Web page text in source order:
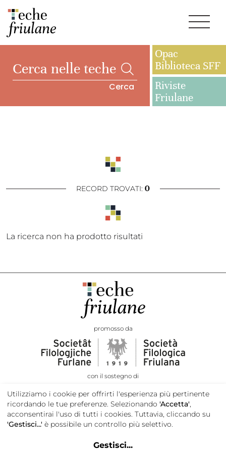
Cerca
Opac
Biblioteca SFF
Riviste
Friulane
RECORD TROVATI: 0
La ricerca non ha prodotto risultati
promosso da
con il sostegno di
Utilizziamo i cookie per offrirti l'esperienza più pertinente
ricordando le tue preferenze. Selezionando 'Accetta',
acconsentirai l'uso di tutti i cookies. Tuttavia, cliccando su
'Gestisci...' è possibile un controllo più selettivo.
Gestisci...